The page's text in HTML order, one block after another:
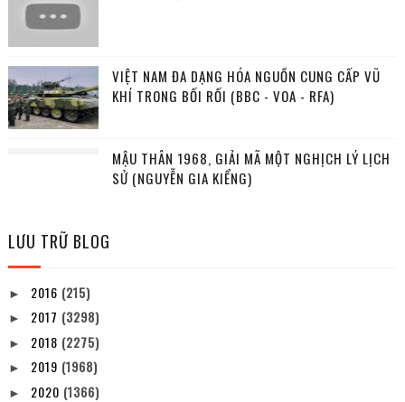
VIỆT NAM ĐA DẠNG HÓA NGUỒN CUNG CẤP VŨ
KHÍ TRONG BỐI RỐI (BBC - VOA - RFA)
MẬU THÂN 1968, GIẢI MÃ MỘT NGHỊCH LÝ LỊCH
SỬ (NGUYỄN GIA KIỂNG)
LƯU TRỮ BLOG
► 2016 (215)
► 2017 (3298)
► 2018 (2275)
► 2019 (1968)
► 2020 (1366)